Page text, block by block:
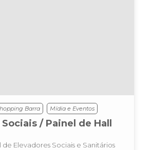
Barra Mídia e Eventos
/ Painel de Hall
de Elevadores Sociais e Sanitários